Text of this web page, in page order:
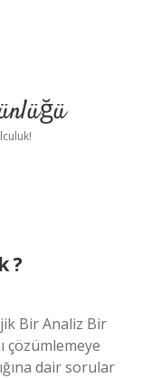
?
Bir Analiz Bir
çözümlemeye
dair sorular